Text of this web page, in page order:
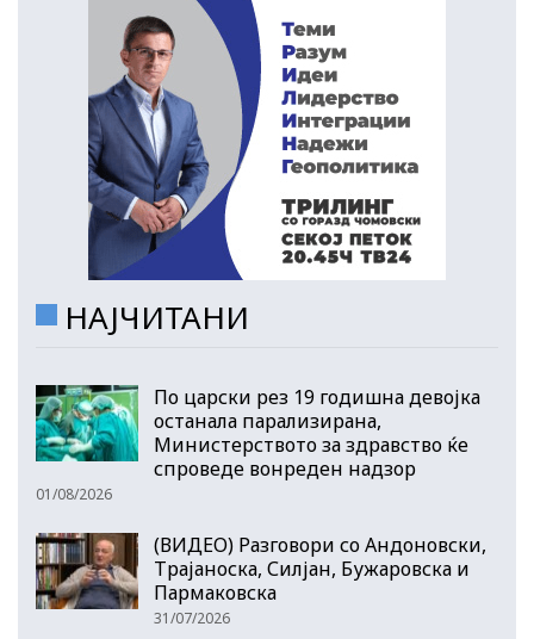
НАЈЧИТАНИ
По царски рез 19 годишна девојка
останала парализирана,
Министерството за здравство ќе
спроведе вонреден надзор
01/08/2026
(ВИДЕО) Разговори со Андоновски,
Трајаноска, Силјан, Бужаровска и
Пармаковска
31/07/2026